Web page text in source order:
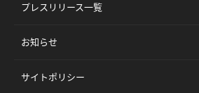
プレスリリース一覧
お知らせ
サイトポリシー